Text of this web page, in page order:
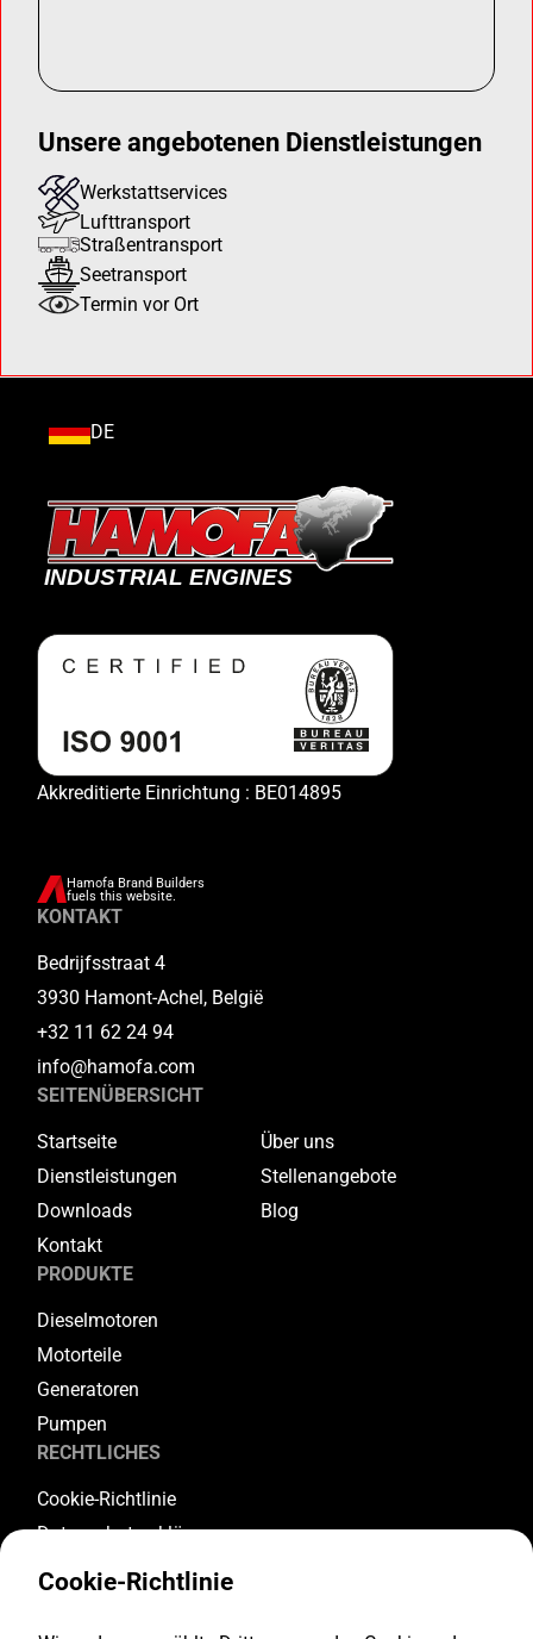
Unsere angebotenen Dienstleistungen
Werkstattservices
Lufttransport
Straßentransport
Seetransport
Termin vor Ort
DE
Akkreditierte Einrichtung : BE014895
Hamofa Brand Builders
fuels this website.
KONTAKT
Bedrijfsstraat 4
3930 Hamont-Achel, België
+32 11 62 24 94
info@hamofa.com
SEITENÜBERSICHT
Startseite
Über uns
Dienstleistungen
Stellenangebote
Downloads
Blog
Kontakt
PRODUKTE
Dieselmotoren
Motorteile
Generatoren
Pumpen
RECHTLICHES
Cookie-Richtlinie
Datenschutzerklärung
Allgemeine Geschäftsbedingungen
Cookie-Richtlinie